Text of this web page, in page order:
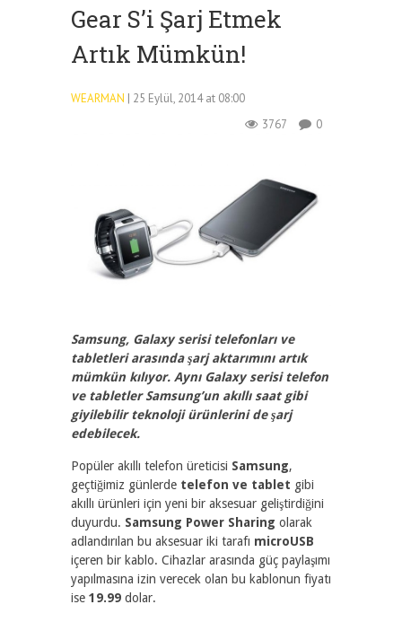
Gear S’i Şarj Etmek
Artık Mümkün!
WEARMAN | 25 Eylül, 2014 at 08:00
3767
0
Samsung, Galaxy serisi telefonları ve
tabletleri arasında şarj aktarımını artık
mümkün kılıyor. Aynı Galaxy serisi telefon
ve tabletler Samsung’un akıllı saat gibi
giyilebilir teknoloji ürünlerini de şarj
edebilecek.
Popüler akıllı telefon üreticisi Samsung,
geçtiğimiz günlerde telefon ve tablet gibi
akıllı ürünleri için yeni bir aksesuar geliştirdiğini
duyurdu. Samsung Power Sharing olarak
adlandırılan bu aksesuar iki tarafı microUSB
içeren bir kablo. Cihazlar arasında güç paylaşımı
yapılmasına izin verecek olan bu kablonun fiyatı
ise 19.99 dolar.